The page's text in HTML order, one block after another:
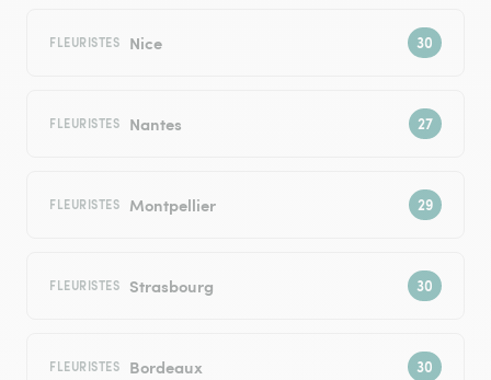
FLEURISTES Nice
FLEURISTES Nantes
FLEURISTES Montpellier
FLEURISTES Strasbourg
FLEURISTES Bordeaux